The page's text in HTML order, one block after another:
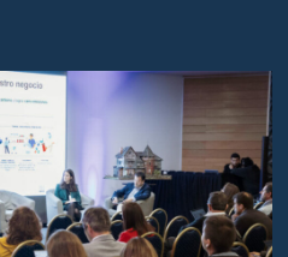
de negocios.